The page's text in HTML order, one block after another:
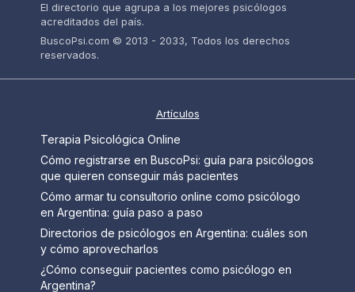
El directorio que agrupa a los mejores psicólogos
acreditados del país.
BuscoPsi.com © 2013 - 2033, Todos los derechos
reservados.
Artículos
Terapia Psicológica Online
Cómo registrarse en BuscoPsi: guía para psicólogos
que quieren conseguir más pacientes
Cómo armar tu consultorio online como psicólogo
en Argentina: guía paso a paso
Directorios de psicólogos en Argentina: cuáles son
y cómo aprovecharlos
¿Cómo conseguir pacientes como psicólogo en
Argentina?